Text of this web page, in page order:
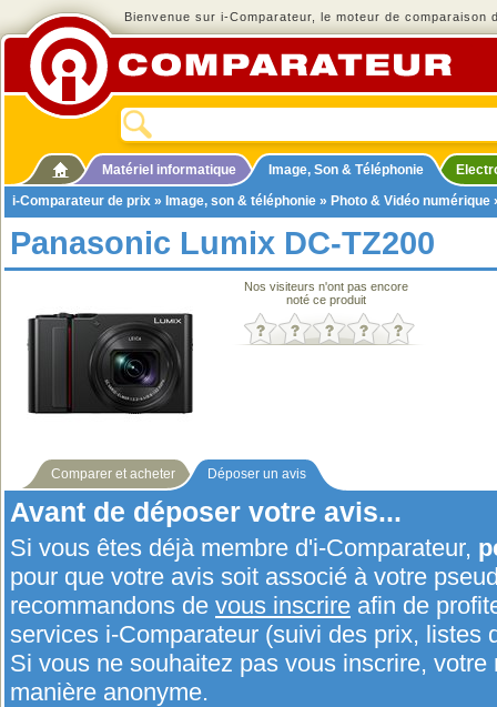
Bienvenue sur i-Comparateur, le moteur de comparaison
Matériel informatique Image, Son & Téléphonie
i-Comparateur de prix » Image, son & téléphonie » Photo & Vidéo numérique
Panasonic Lumix DC-TZ200
Nos visiteurs n'ont pas encore
noté ce produit
Comparer et acheter Déposer un avis
Avant de déposer votre avis...
Si vous êtes déjà membre d'i-Comparateur,
pour que votre avis soit associé à votre
recommandons de vous inscrire afin de
services i-Comparateur (suivi des prix, listes
Si vous ne souhaitez pas vous inscrire,
manière anonyme.